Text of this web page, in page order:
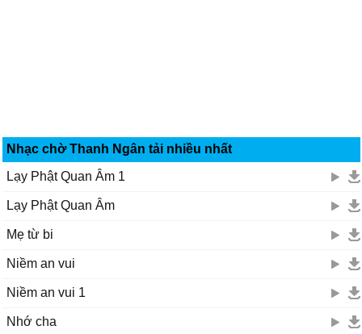
Nhạc chờ Thanh Ngân tải nhiều nhất
Lạy Phật Quan Âm 1
Lạy Phật Quan Âm
Mẹ từ bi
Niềm an vui
Niềm an vui 1
Nhớ cha